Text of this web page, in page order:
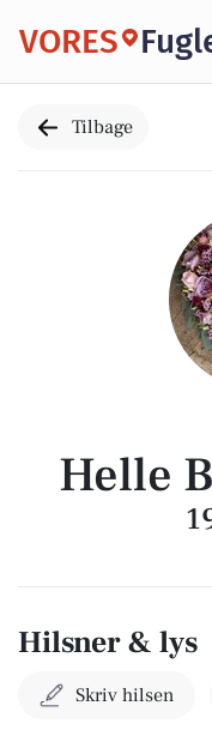
VORES
Tilbage
Helle
Hilsner & lys
Skriv hilsen